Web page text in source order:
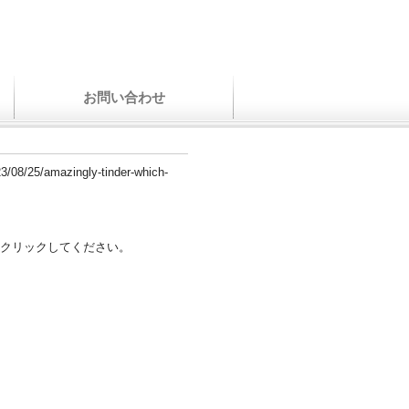
お問い合わせ
08/25/amazingly-tinder-which-
リックしてください。